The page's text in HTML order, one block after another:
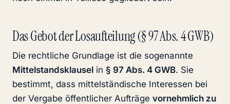
Das Gebot der Losaufteilung (§ 97 Abs. 4 GWB)
Die rechtliche Grundlage ist die sogenannte
Mittelstandsklausel in § 97 Abs. 4 GWB. Sie
bestimmt, dass mittelständische Interessen bei
der Vergabe öffentlicher Aufträge vornehmlich zu